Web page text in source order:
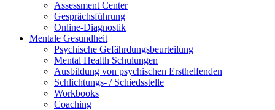
Assessment Center
Gesprächsführung
Online-Diagnostik
Mentale Gesundheit
Psychische Gefährdungs­beurteilung
Mental Health Schulungen
Ausbildung von psychischen Ersthelfenden
Schlichtungs- / Schiedsstelle
Workbooks
Coaching